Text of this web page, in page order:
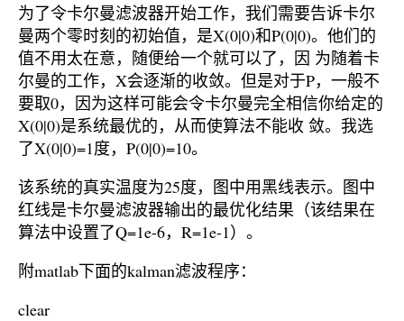
为了令卡尔曼滤波器开始工作，我们需要告诉卡尔
曼两个零时刻的初始值，是X(0|0)和P(0|0)。他们的
值不用太在意，随便给一个就可以了，因 为随着卡
尔曼的工作，X会逐渐的收敛。但是对于P，一般不
要取0，因为这样可能会令卡尔曼完全相信你给定的
X(0|0)是系统最优的，从而使算法不能收 敛。我选
了X(0|0)=1度，P(0|0)=10。
该系统的真实温度为25度，图中用黑线表示。图中
红线是卡尔曼滤波器输出的最优化结果（该结果在
算法中设置了Q=1e-6，R=1e-1）。
附matlab下面的kalman滤波程序：
clear